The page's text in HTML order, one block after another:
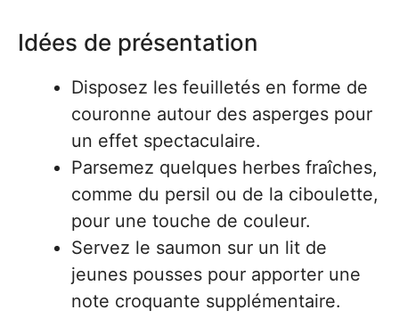
Idées de présentation
Disposez les feuilletés en forme de
couronne autour des asperges pour
un effet spectaculaire.
Parsemez quelques herbes fraîches,
comme du persil ou de la ciboulette,
pour une touche de couleur.
Servez le saumon sur un lit de
jeunes pousses pour apporter une
note croquante supplémentaire.